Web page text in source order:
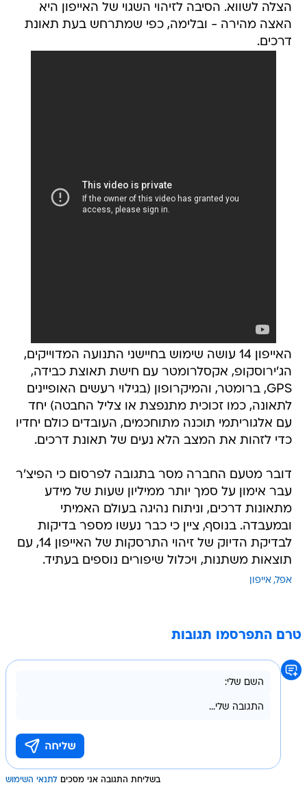
הצלה לשווא. הסיבה לזיהוי השגוי של האייפון היא
האצה מהירה - ובלימה, כפי שמתרחש בעת תאונת
דרכים.
האייפון 14 עושה שימוש בחיישני התנועה המדוייקים,
הג'ירוסקופ, אקסלרומטר עם חישת תאוצת כבידה,
GPS, ברומטר, והמיקרופון (בגילוי רעשים האופיינים
לתאונה, כמו זכוכית מתנפצת או צליל החבטה) יחד
עם אלגוריתמי תוכנה מתוחכמים, העובדים כולם יחדיו
כדי לזהות את המצב הלא נעים של תאונת דרכים.
דובר מטעם החברה מסר בתגובה לפרסום כי הפיצ'ר
עבר אימון על סמך יותר ממיליון שעות של מידע
מתאונות דרכים, וניתוח נהיגה בעולם האמיתי
ובמעבדה. בנוסף, ציין כי כבר נעשו מספר בדיקות
לבדיקת הדיוק של זיהוי התרסקות של האייפון 14, עם
תוצאות משתנות, ויכלול שיפורים נוספים בעתיד.
אפל אייפון
טרם התפרסמו תגובות
בשליחת התגובה אני מסכים לתנאי השימוש